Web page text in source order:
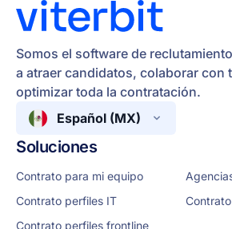
Somos el software de
a atraer candidatos, colaborar con
optimizar toda la contratación.
Español (MX)
Soluciones
Contrato para mi equipo
Contrato perfiles IT
Contrato perfiles frontline